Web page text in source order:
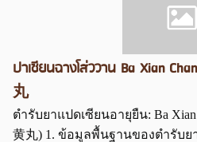
ปาเซียนฉางโส่ววาน Ba Xian
丸
ตำรับยาแปดเซียนอายุยืน: Ba Xian
黄丸) 1. ข้อมูลพื้นฐานของตำรับย